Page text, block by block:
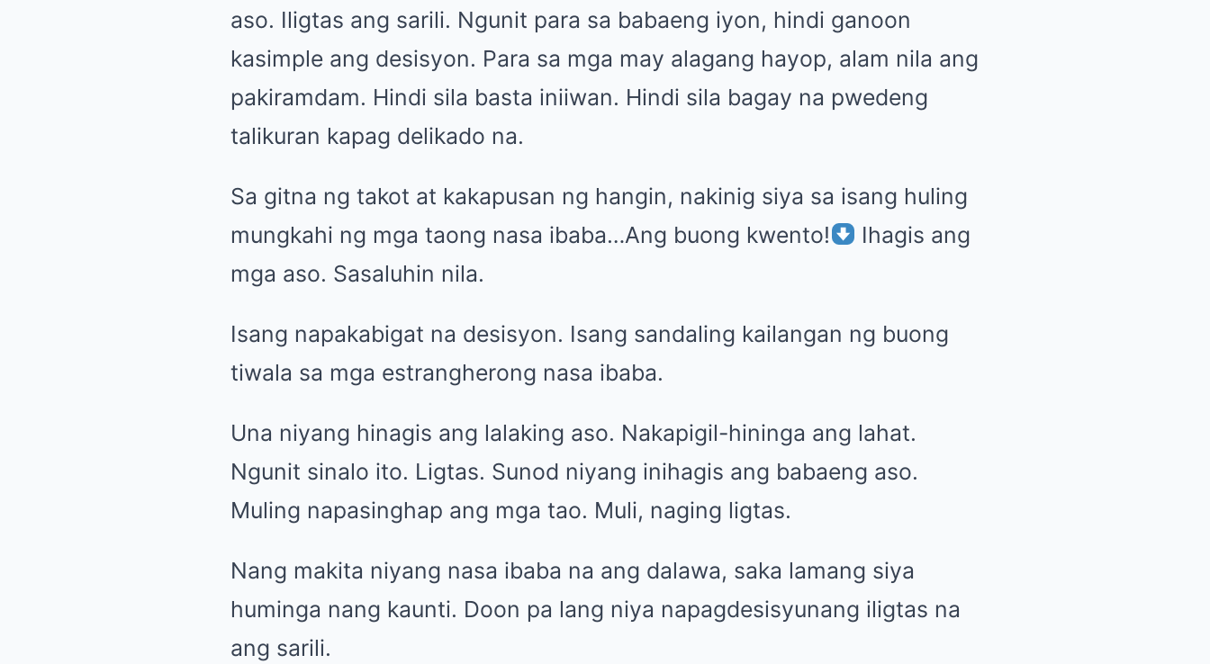
aso. Iligtas ang sarili. Ngunit para sa babaeng iyon, hindi ganoon
kasimple ang desisyon. Para sa mga may alagang hayop, alam nila ang
pakiramdam. Hindi sila basta iniiwan. Hindi sila bagay na pwedeng
talikuran kapag delikado na.
Sa gitna ng takot at kakapusan ng hangin, nakinig siya sa isang huling
mungkahi ng mga taong nasa ibaba…Ang buong kwento!
Ihagis ang
mga aso. Sasaluhin nila.
Isang napakabigat na desisyon. Isang sandaling kailangan ng buong
tiwala sa mga estrangherong nasa ibaba.
Una niyang hinagis ang lalaking aso. Nakapigil-hininga ang lahat.
Ngunit sinalo ito. Ligtas. Sunod niyang inihagis ang babaeng aso.
Muling napasinghap ang mga tao. Muli, naging ligtas.
Nang makita niyang nasa ibaba na ang dalawa, saka lamang siya
huminga nang kaunti. Doon pa lang niya napagdesisyunang iligtas na
ang sarili.